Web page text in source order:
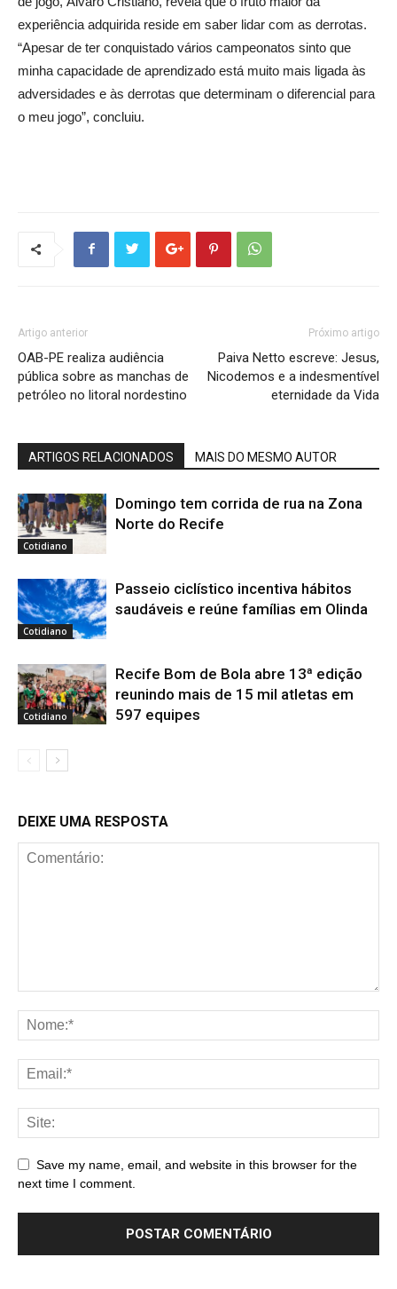
experiência adquirida reside em saber lidar com as derrotas.
“Apesar de ter conquistado vários campeonatos sinto que
minha capacidade de aprendizado está muito mais ligada às
adversidades e às derrotas que determinam o diferencial para
o meu jogo”, concluiu.
Artigo anterior
OAB-PE realiza audiência
pública sobre as manchas de
petróleo no litoral nordestino
Próximo artigo
Paiva Netto escreve: Jesus,
Nicodemos e a indesmentível
eternidade da Vida
ARTIGOS RELACIONADOS MAIS DO MESMO AUTOR
Cotidiano
Domingo tem corrida de rua na Zona
Norte do Recife
Cotidiano
Passeio ciclístico incentiva hábitos
saudáveis e reúne famílias em Olinda
Cotidiano
Recife Bom de Bola abre 13ª edição
reunindo mais de 15 mil atletas em
597 equipes
DEIXE UMA RESPOSTA
Save my name, email, and website in this browser for the
next time I comment.